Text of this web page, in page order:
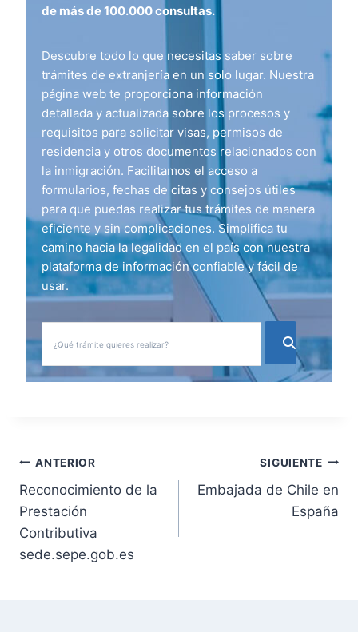
de más de 100.000 consultas.
Descubre todo lo que necesitas saber sobre
trámites de extranjería en un solo lugar. Nuestra
página web te proporciona información
detallada y actualizada sobre los procesos y
requisitos para solicitar visas, permisos de
residencia y otros documentos relacionados con
la inmigración. Facilitamos el acceso a
formularios, fechas de citas y consejos útiles
para que puedas realizar tus trámites de manera
eficiente y sin complicaciones. Simplifica tu
camino hacia la legalidad en el país con nuestra
plataforma de información confiable y fácil de
usar.
N
a
v
e
ANTERIOR
Reconocimiento de la
Prestación
Contributiva
sede.sepe.gob.es
SIGUIENTE
Embajada de Chile en
España